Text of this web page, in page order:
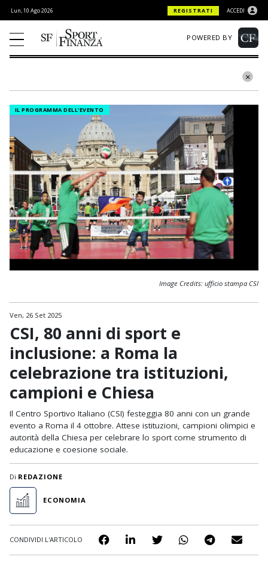
Lun, 10 Ago 2026 REGISTRATI ACCEDI
POWERED BY
Ven, 26 Set 2025
CSI, 80 anni di sport e
inclusione: a Roma la
celebrazione tra istituzioni,
campioni e Chiesa
Il Centro Sportivo Italiano (CSI) festeggia 80 anni con un grande
evento a Roma il 4 ottobre. Attese istituzioni, campioni olimpici e
autorità della Chiesa per celebrare lo sport come strumento di
educazione e coesione sociale.
Di REDAZIONE
ECONOMIA
CONDIVIDI L'ARTICOLO
IL PROGRAMMA DELL'EVENTO
Image Credits: ufficio stampa CSI